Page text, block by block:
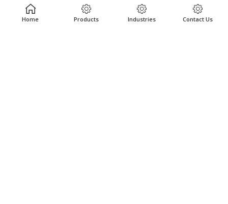
Home Products Industries Contact Us